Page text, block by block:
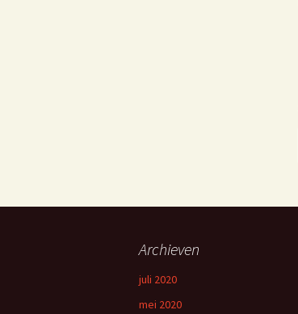
Archieven
juli 2020
mei 2020